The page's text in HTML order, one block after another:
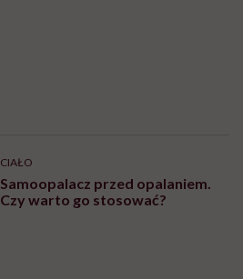
CIAŁO
Samoopalacz przed opalaniem.
Czy warto go stosować?